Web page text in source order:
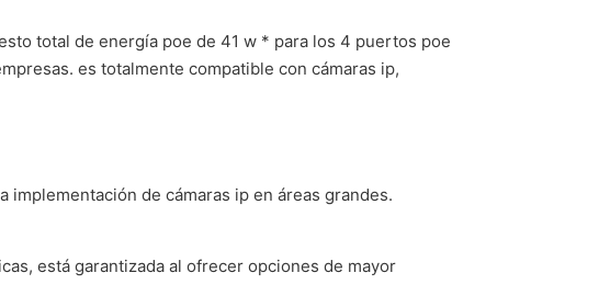
total de energía poe de 41 w * para los 4 puertos poe
es totalmente compatible con cámaras ip,
de cámaras ip en áreas grandes.
está garantizada al ofrecer opciones de mayor